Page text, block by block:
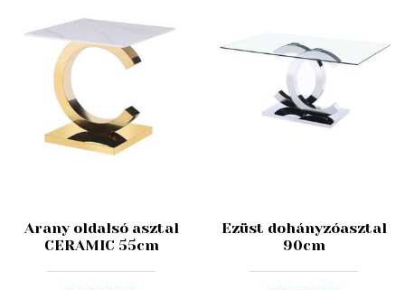
Arany oldalsó asztal
CERAMIC 55cm
Ezüst dohányzóasztal
90cm